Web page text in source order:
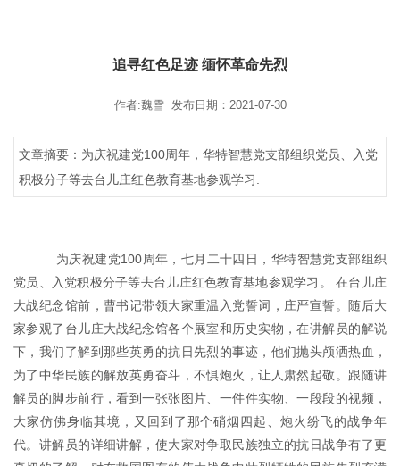
追寻红色足迹 缅怀革命先烈
作者:魏雪 发布日期：2021-07-30
文章摘要：为庆祝建党100周年，华特智慧党支部组织党员、入党
积极分子等去台儿庄红色教育基地参观学习.
为庆祝建党100周年，七月二十四日，华特智慧党支部组织
党员、入党积极分子等去台儿庄红色教育基地参观学习。
在台儿庄
大战纪念馆前 ，曹书记带领大家重温入党誓词，庄严宣誓。随后大
家参观了台儿庄大战纪念馆各个展室和历史实物，在讲解员的解说
下，我们了解到那些英勇的抗日先烈的事迹，他们抛头颅洒热血，
为了中华民族的解放英勇奋斗，不惧炮火，让人肃然起敬。跟随讲
解员的脚步前行，看到一张张图片、一件件实物、一段段的视频，
大家仿佛身临其境，又回到了那个硝烟四起、炮火纷飞的战争年
代。讲解员的详细讲解，使大家对争取民族独立的抗日战争有了更